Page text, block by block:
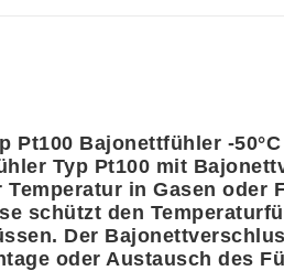
Pt100 Bajonettfühler -
Typ Pt100 mit
Temperatur in Gasen oder
schützt den
Der
oder Austausch des